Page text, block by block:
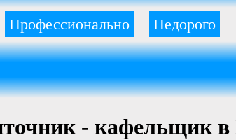
Профессионально Недорого
- кафельщик в